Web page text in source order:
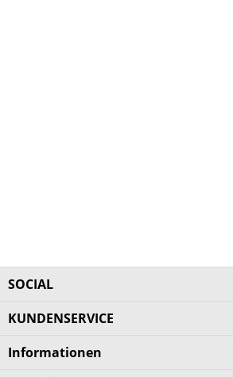
SOCIAL
KUNDENSERVICE
Informationen